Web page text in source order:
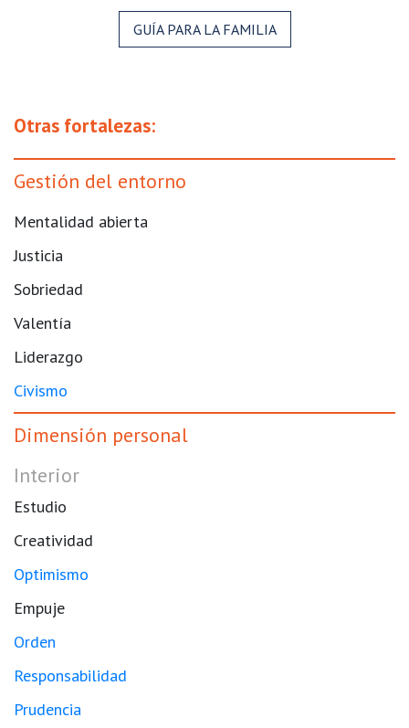
GUÍA PARA LA FAMILIA
Otras fortalezas:
Gestión del entorno
Mentalidad abierta
Justicia
Sobriedad
Valentía
Liderazgo
Civismo
Dimensión personal
Interior
Estudio
Creatividad
Optimismo
Empuje
Orden
Responsabilidad
Prudencia